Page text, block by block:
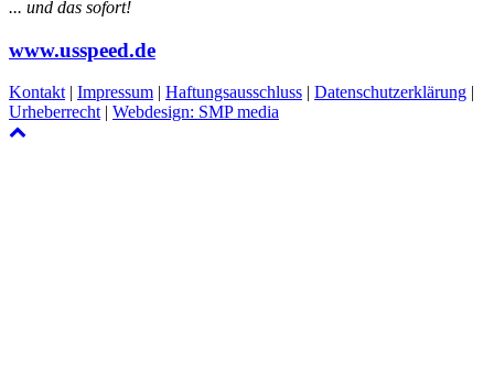
... und das sofort!
www.usspeed.de
Kontakt | Impressum | Haftungsausschluss | Datenschutzerklärung |
Urheberrecht | Webdesign: SMP media